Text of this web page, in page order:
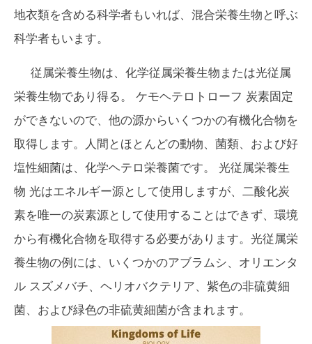
地衣類を含める科学者もいれば、混合栄養生物と呼ぶ
科学者もいます。
従属栄養生物は、化学従属栄養生物または光従属
栄養生物であり得る。 ケモヘテロトローフ 炭素固定
ができないので、他の源からいくつかの有機化合物を
取得します。人間とほとんどの動物、菌類、および好
塩性細菌は、化学ヘテロ栄養菌です。 光従属栄養生
物 光はエネルギー源として使用しますが、二酸化炭
素を唯一の炭素源として使用することはできず、環境
から有機化合物を取得する必要があります。光従属栄
養生物の例には、いくつかのアブラムシ、オリエンタ
ル スズメバチ、ヘリオバクテリア、紫色の非硫黄細
菌、および緑色の非硫黄細菌が含まれます。